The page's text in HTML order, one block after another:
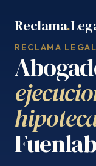
Reclama.
RECLAMA